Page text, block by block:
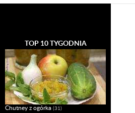
TOP 10 TYGODNIA
Chutney z ogórka (31)